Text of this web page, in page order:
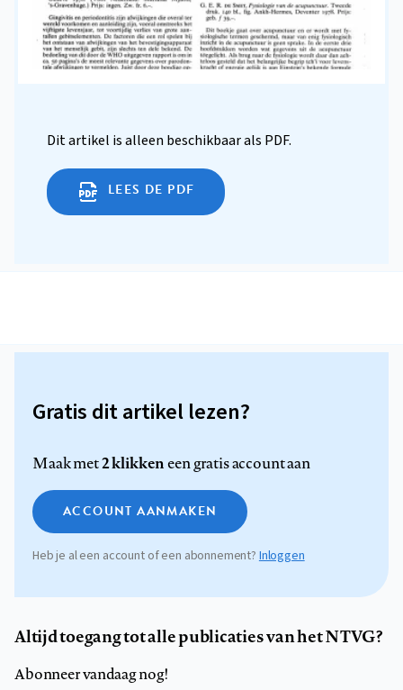
Dit artikel is alleen beschikbaar als PDF.
LEES DE PDF
Gratis dit artikel lezen?
Maak met2 klikkeneen gratis account aan
ACCOUNT AANMAKEN
Heb je al een account of een abonnement? Inloggen
Altijd toegang tot alle publicaties van het NTVG?
Abonneer vandaag nog!